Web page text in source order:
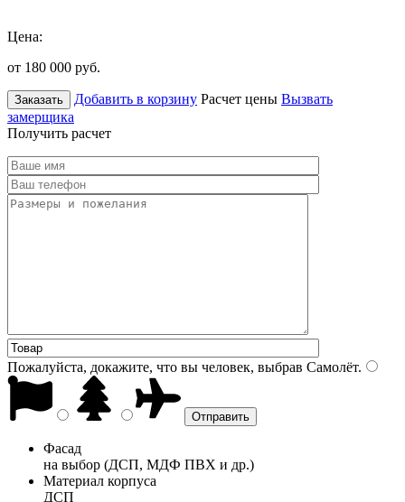
Цена:
от 180 000 руб.
Заказать Добавить в корзину Расчет цены Вызвать
замерщика
Получить расчет
Пожалуйста, докажите, что вы человек, выбрав Самолёт.
Фасад
на выбор (ДСП, МДФ ПВХ и др.)
Материал корпуса
ДСП